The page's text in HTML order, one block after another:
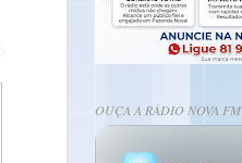
OUÇA A RÁDIO NOVA FM